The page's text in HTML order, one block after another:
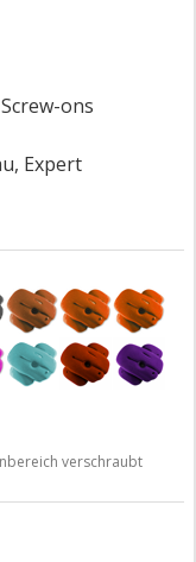
ons
Expert
verschraubt